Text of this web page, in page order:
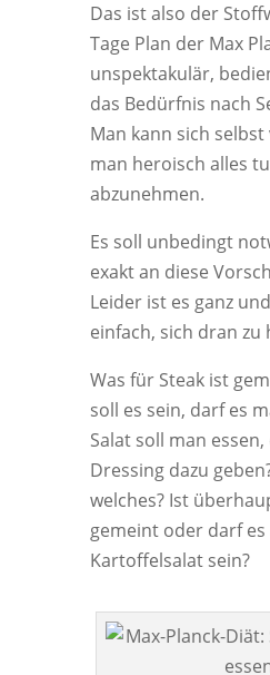
Das ist also der
Tage Plan der Max
unspektakulär,
das Bedürfnis nach
Man kann sich
man heroisch alles
abzunehmen.
Es soll unbedingt
exakt an diese
Leider ist es ganz
einfach, sich dran zu
Was für Steak ist
soll es sein, darf es
Salat soll man
Dressing dazu
welches? Ist
gemeint oder darf es
Kartoffelsalat sein?